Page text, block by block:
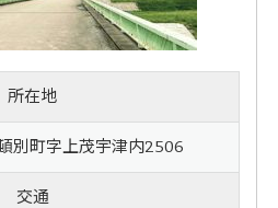
所在地
別町字上茂宇津内2506
交通